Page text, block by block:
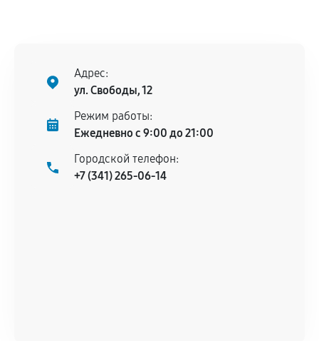
Адрес:
ул. Свободы, 12
Режим работы:
Ежедневно с 9:00 до 21:00
Городской телефон:
+7 (341) 265-06-14